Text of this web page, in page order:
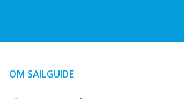
OM SAILGUIDE